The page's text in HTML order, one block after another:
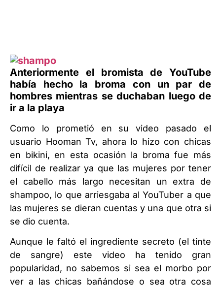
Anteriormente el bromista de YouTube
había hecho la broma con un par de
hombres mientras se duchaban luego de
ir a la playa
Como lo prometió en su video pasado el
usuario Hooman Tv, ahora lo hizo con chicas
en bikini, en esta ocasión la broma fue más
difícil de realizar ya que las mujeres por tener
el cabello más largo necesitan un extra de
shampoo, lo que arriesgaba al YouTuber a que
las mujeres se dieran cuentas y una que otra si
se dio cuenta.
Aunque le faltó el ingrediente secreto (el tinte
de sangre) este video ha tenido gran
popularidad, no sabemos si sea el morbo por
ver a las chicas bañándose o sea otra cosa